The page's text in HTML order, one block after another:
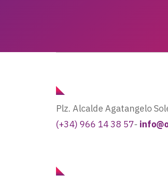
Plz. Alcalde Agatangelo
(+34) 966 14 38 57-